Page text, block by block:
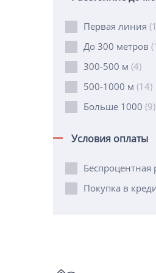
Первая линия
До 300 метров
300-500 м (4)
500-1000 м (14)
Больше 1000 (9)
Условия оплаты
Беспроцентная
Покупка в